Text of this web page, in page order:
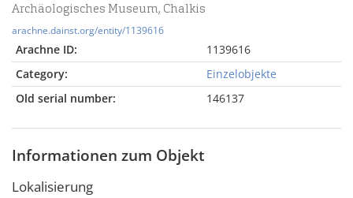
Archäologisches Museum, Chalkis
arachne.dainst.org/entity/1139616
Arachne ID:
1139616
Category:
Einzelobjekte
Old serial number:
146137
Informationen zum Objekt
Lokalisierung